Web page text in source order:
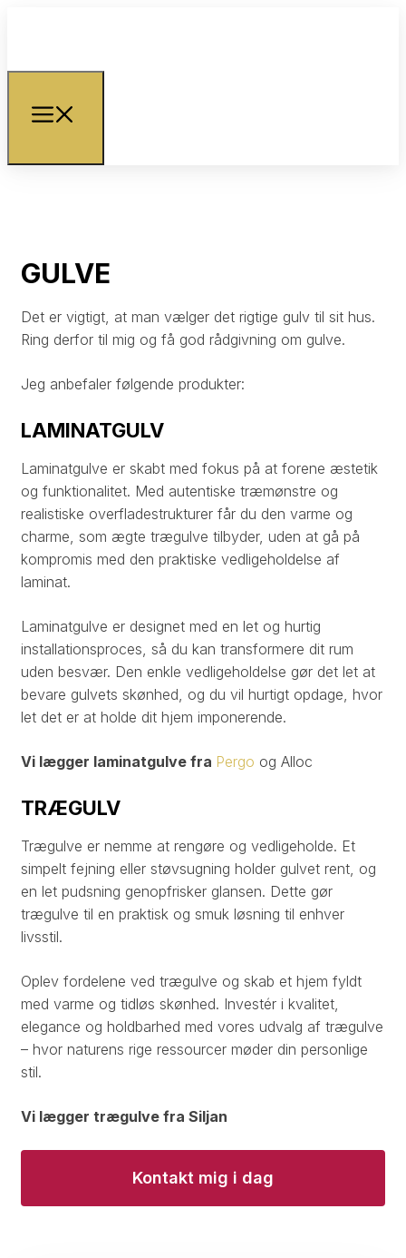
GULVE​
​Det er vigtigt, at man vælger det rigtige gulv til sit hus.
Ring derfor til mig og få god rådgivning om gulve.​
Jeg anbefaler følgende produkter:​
LAMINATGULV
Laminatgulve er skabt med fokus på at forene æstetik
og funktionalitet. Med autentiske træmønstre og
realistiske overfladestrukturer får du den varme og
charme, som ægte trægulve tilbyder, uden at gå på
kompromis med den praktiske vedligeholdelse af
laminat.​
Laminatgulve er designet med en let og hurtig
installationsproces, så du kan transformere dit rum
uden besvær. Den enkle vedligeholdelse gør det let at
bevare gulvets skønhed, og du vil hurtigt opdage, hvor
let det er at holde dit hjem imponerende.​
Vi lægger laminatgulve fra​ Pergo og Alloc​
TRÆGULV
Trægulve er nemme at rengøre og vedligeholde. Et
simpelt fejning eller støvsugning holder gulvet rent, og
en let pudsning genopfrisker glansen. Dette gør
trægulve til en praktisk og smuk løsning til enhver
livsstil.​
Oplev fordelene ved trægulve og skab et hjem fyldt
med varme og tidløs skønhed. Investér i kvalitet,
elegance og holdbarhed med vores udvalg af trægulve
– hvor naturens rige ressourcer møder din personlige
stil.​
Vi lægger trægulve fra​ Siljan
Kontakt mig i dag